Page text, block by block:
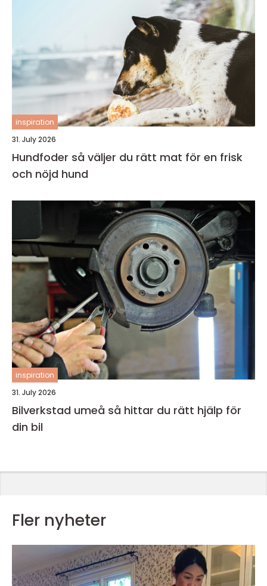
inspiration
31. July 2026
Hundfoder så väljer du rätt mat för en frisk
och nöjd hund
inspiration
31. July 2026
Bilverkstad umeå så hittar du rätt hjälp för
din bil
Fler nyheter